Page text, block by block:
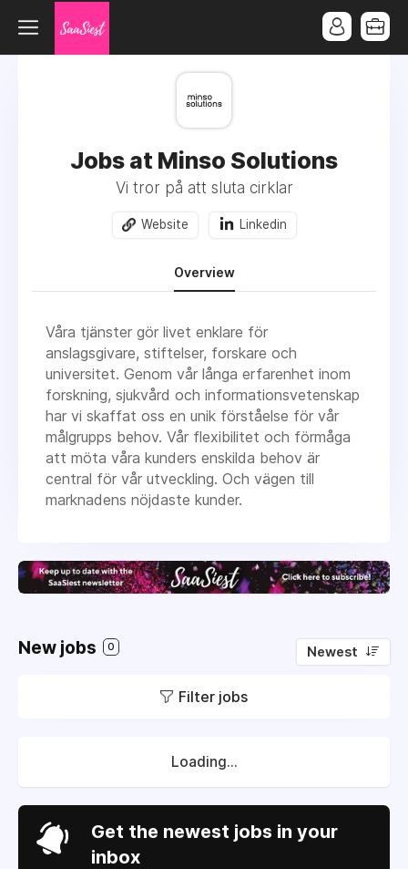
Jobs at Minso Solutions
Vi tror på att sluta cirklar
Website Linkedin
Overview
Våra tjänster gör livet enklare för
anslagsgivare, stiftelser, forskare och
universitet. Genom vår långa erfarenhet inom
forskning, sjukvård och informationsvetenskap
har vi skaffat oss en unik förståelse för vår
målgrupps behov. Vår flexibilitet och förmåga
att möta våra kunders enskilda behov är
central för vår utveckling. Och vägen till
marknadens nöjdaste kunder.
New jobs 0 Newest
Filter jobs
Loading...
Get the newest jobs in your
inbox